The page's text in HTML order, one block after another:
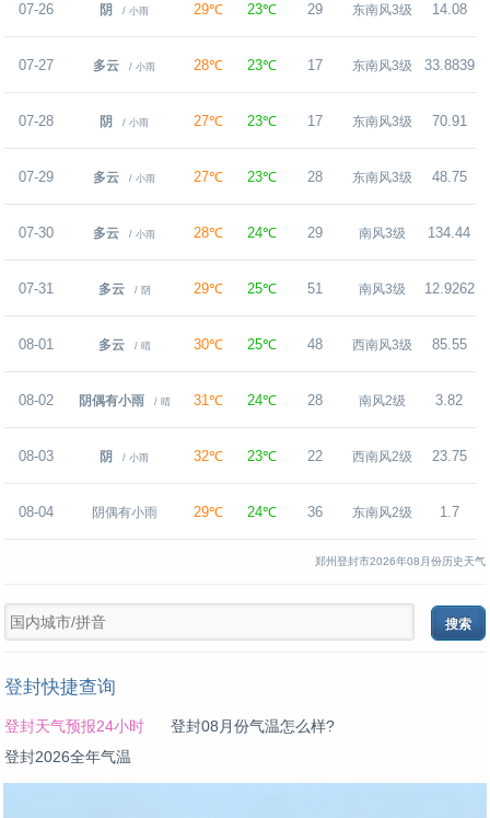
07-26 阴 / 小雨 29℃ 23℃ 29 东南风3级 14.08
07-27 多云 / 小雨 28℃ 23℃ 17 东南风3级 33.8839
07-28 阴 / 小雨 27℃ 23℃ 17 东南风3级 70.91
07-29 多云 / 小雨 27℃ 23℃ 28 东南风3级 48.75
07-30 多云 / 小雨 28℃ 24℃ 29 南风3级 134.44
07-31 多云 / 阴 29℃ 25℃ 51 南风3级 12.9262
08-01 多云 / 晴 30℃ 25℃ 48 西南风3级 85.55
08-02 阴偶有小雨 / 晴 31℃ 24℃ 28 南风2级 3.82
08-03 阴 / 小雨 32℃ 23℃ 22 西南风2级 23.75
08-04 阴偶有小雨 29℃ 24℃ 36 东南风2级 1.7
郑州登封市2026年08月份历史天气
登封快捷查询
登封天气预报24小时
登封08月份气温怎么样?
登封2026全年气温